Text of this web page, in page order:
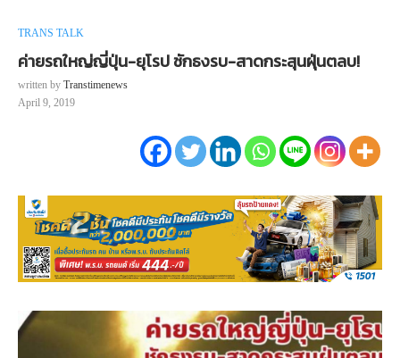
TRANS TALK
ค่ายรถใหญ่ญี่ปุ่น-ยุโรป ชักธงรบ-สาดกระสุนฝุ่นตลบ!
written by Transtimenews
April 9, 2019